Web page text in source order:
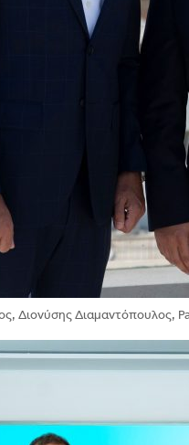
Διονύσης Διαμαντόπουλος,